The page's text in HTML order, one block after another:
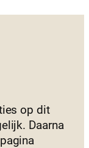
op dit
Daarna